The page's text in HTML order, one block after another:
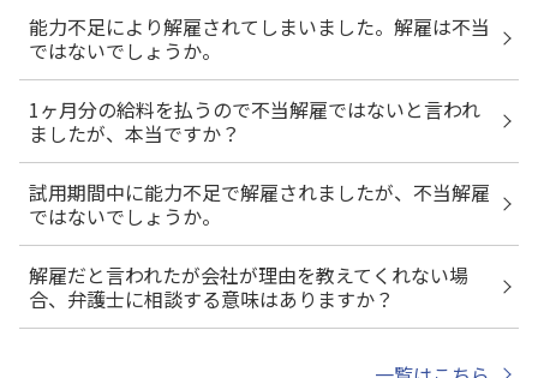
能力不足により解雇されてしまいました。解雇は不当
ではないでしょうか。
1ヶ月分の給料を払うので不当解雇ではないと言われ
ましたが、本当ですか？
試用期間中に能力不足で解雇されましたが、不当解雇
ではないでしょうか。
解雇だと言われたが会社が理由を教えてくれない場
合、弁護士に相談する意味はありますか？